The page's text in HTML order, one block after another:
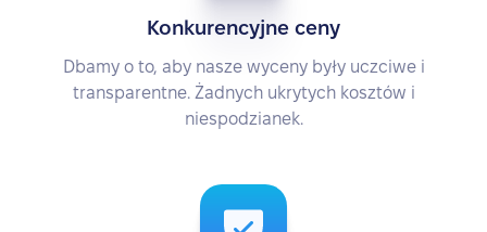
Konkurencyjne ceny
Dbamy o to, aby nasze wyceny były uczciwe i
transparentne. Żadnych ukrytych kosztów i
niespodzianek.